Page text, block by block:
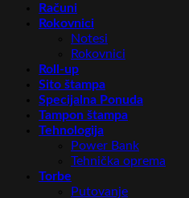
Računi
Rokovnici
Notesi
Rokovnici
Roll-up
Sito štampa
Specijalna Ponuda
Tampon štampa
Tehnologija
Power Bank
Tehnička oprema
Torbe
Putovanje